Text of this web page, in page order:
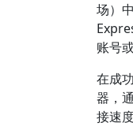
场）
账号
在成
器，
接速